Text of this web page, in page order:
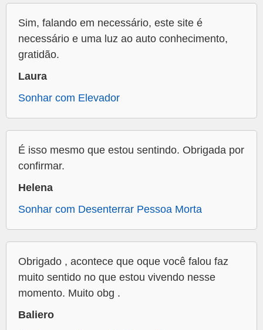
Sim, falando em necessário, este site é
necessário e uma luz ao auto conhecimento,
gratidão.
Laura
Sonhar com Elevador
É isso mesmo que estou sentindo. Obrigada por
confirmar.
Helena
Sonhar com Desenterrar Pessoa Morta
Obrigado , acontece que oque você falou faz
muito sentido no que estou vivendo nesse
momento. Muito obg .
Baliero